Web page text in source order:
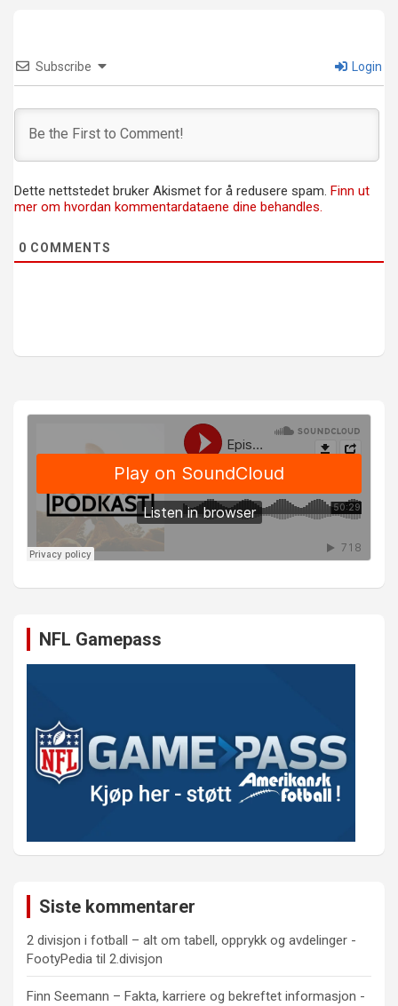
Subscribe Login
Dette nettstedet bruker Akismet for å redusere spam. Finn ut
mer om hvordan kommentardataene dine behandles.
0 COMMENTS
NFL Gamepass
Siste kommentarer
2 divisjon i fotball – alt om tabell, opprykk og avdelinger -
FootyPedia til 2.divisjon
Finn Seemann – Fakta, karriere og bekreftet informasjon -